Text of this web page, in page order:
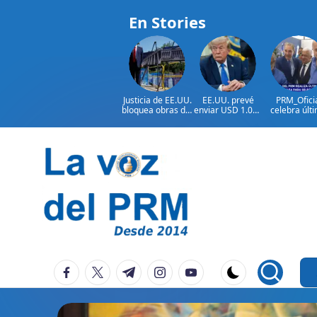
En Stories
Justicia de EE.UU.
bloquea obras del
Trump
EE.UU. prevé
enviar USD 1.000
ayuda a Colombia
celebra
contenido
eVoz
Del
PRM
facebook.com
twitter.com
t.me instagram.com
youtube.com